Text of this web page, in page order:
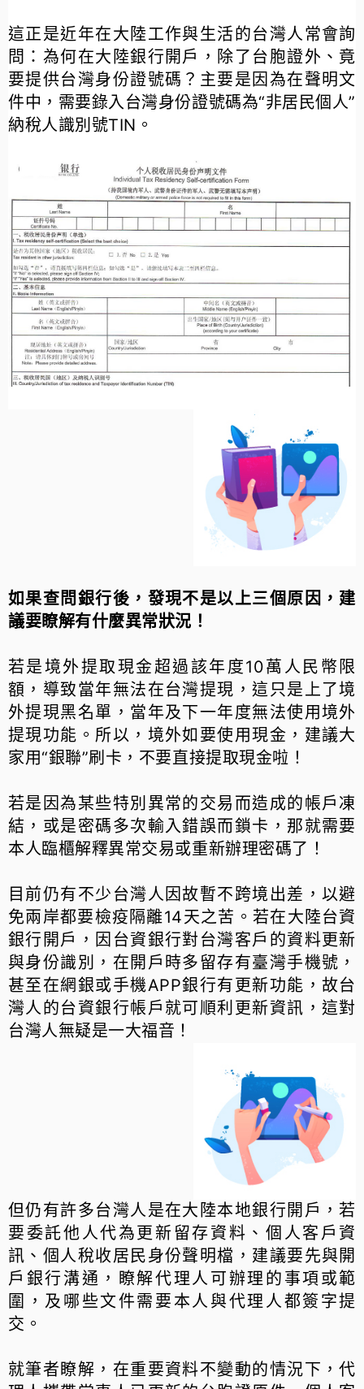
這正是近年在大陸工作與生活的台灣人常會詢
問：為何在大陸銀行開戶，除了台胞證外、竟
要提供台灣身份證號碼？主要是因為在聲明文
件中，需要錄入台灣身份證號碼為“非居民個人”
納稅人識別號TIN。
如果查問銀行後，發現不是以上三個原因，建
議要瞭解有什麼異常狀況！
若是境外提取現金超過該年度10萬人民幣限
額，導致當年無法在台灣提現，這只是上了境
外提現黑名單，當年及下一年度無法使用境外
提現功能。所以，境外如要使用現金，建議大
家用“銀聯”刷卡，不要直接提取現金啦！
若是因為某些特別異常的交易而造成的帳戶凍
結，或是密碼多次輸入錯誤而鎖卡，那就需要
本人臨櫃解釋異常交易或重新辦理密碼了！
目前仍有不少台灣人因故暫不跨境出差，以避
免兩岸都要檢疫隔離14天之苦。若在大陸台資
銀行開戶，因台資銀行對台灣客戶的資料更新
與身份識別，在開戶時多留存有臺灣手機號，
甚至在網銀或手機APP銀行有更新功能，故台
灣人的台資銀行帳戶就可順利更新資訊，這對
台灣人無疑是一大福音！
但仍有許多台灣人是在大陸本地銀行開戶，若
要委託他人代為更新留存資料、個人客戶資
訊、個人稅收居民身份聲明檔，建議要先與開
戶銀行溝通，瞭解代理人可辦理的事項或範
圍，及哪些文件需要本人與代理人都簽字提
交。
就筆者瞭解，在重要資料不變動的情況下，代